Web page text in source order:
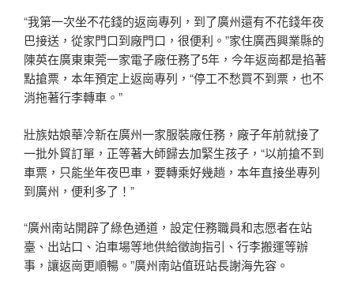
“我第一次坐不花錢的返崗專列，到了廣州還有不花錢年夜
巴接送，從家門口到廠門口，很便利。”家住廣西興業縣的
陳英在廣東東莞一家電子廠任務了5年，今年返崗都是掐著
點搶票，本年預定上返崗專列，“停工不愁買不到票，也不
消拖著行李轉車。”
壯族姑娘華冷新在廣州一家服裝廠任務，廠子年前就接了
一批外貿訂單，正等著大師歸去加緊生孩子，“以前搶不到
車票，只能坐年夜巴車，要轉乘好幾趟，本年直接坐專列
到廣州，便利多了！”
“廣州南站開辟了綠色通道，設定任務職員和志愿者在站
臺、出站口、泊車場等地供給徵詢指引、行李搬運等辦
事，讓返崗更順暢。”廣州南站值班站長謝海先容。